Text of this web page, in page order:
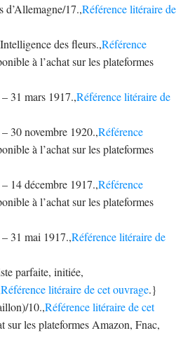
17.,Référence litéraire de
des fleurs.,Référence
à l’achat sur les plateformes
31 mars 1917.,Référence litéraire de
30 novembre 1920.,Référence
à l’achat sur les plateformes
14 décembre 1917.,Référence
à l’achat sur les plateformes
31 mai 1917.,Référence litéraire de
parfaite, initiée,
Référence litéraire de cet ouvrage.}
10.,Référence litéraire de cet
sur les plateformes Amazon, Fnac,